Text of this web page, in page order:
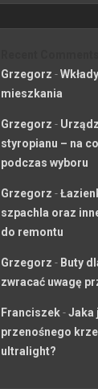
Grzegorz -
mieszkania
Grzegorz -
styropianu – na
podczas wyboru
Grzegorz -
szpachla oraz
do remontu
Grzegorz - Buty
zwracać uwagę
Franciszek-Jaka
przenośnego
ultralight?